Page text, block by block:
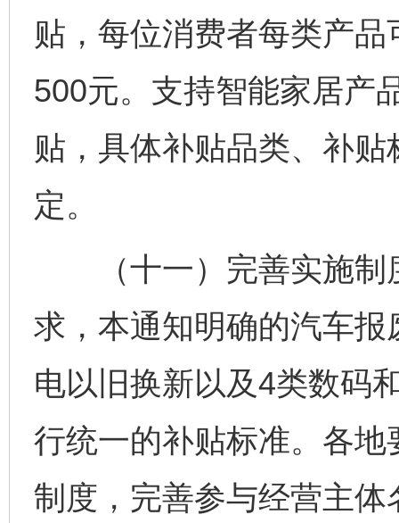
贴，每位消费者每类产
500元。支持智能家居产
贴，具体补贴品类、补
定。
（十一）完善实施制
求，本通知明确的汽车
电以旧换新以及4类数码
行统一的补贴标准。各
制度，完善参与经营主